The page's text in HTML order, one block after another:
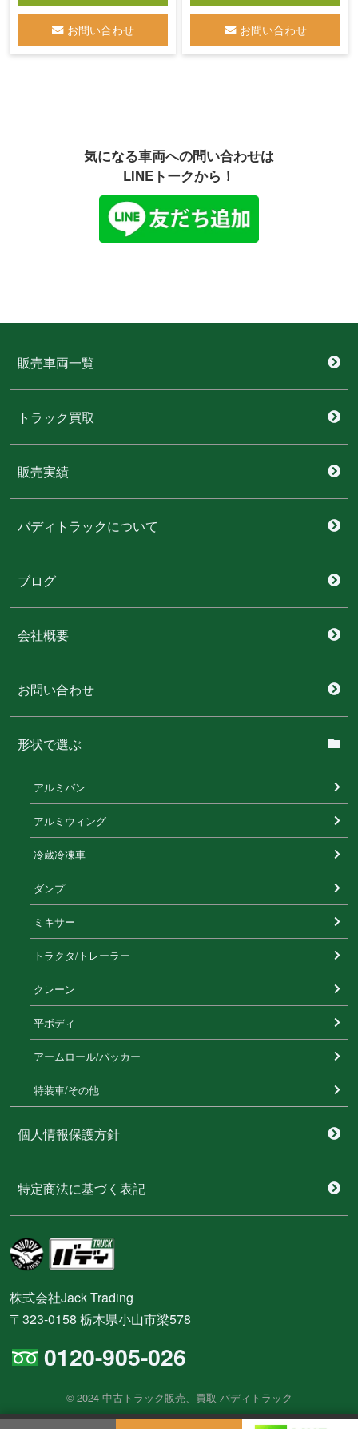
お問い合わせ お問い合わせ
気になる車両への問い合わせは
LINEトークから！
販売車両一覧
トラック買取
販売実績
バディトラックについて
ブログ
会社概要
お問い合わせ
形状で選ぶ
アルミバン
アルミウィング
冷蔵冷凍⾞
ダンプ
ミキサー
トラクタ/トレーラー
クレーン
平ボディ
アームロール/パッカー
特装⾞/その他
個人情報保護方針
特定商法に基づく表記
株式会社Jack Trading
〒323-0158 栃木県小山市梁578
0120-905-026
© 2024 中古トラック販売、買取 バディトラック